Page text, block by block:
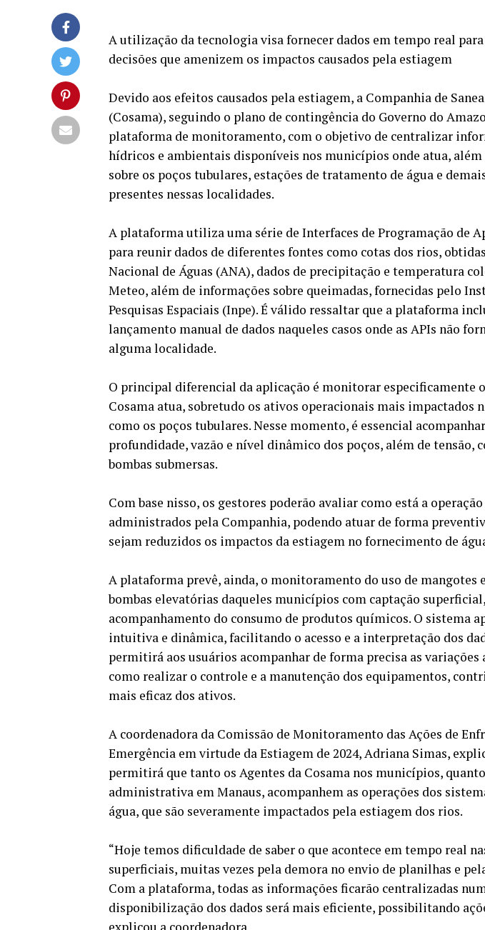
A utilização da tecnologia visa fornecer dados em tempo real
decisões que amenizem os impactos causados pela estiagem
Devido aos efeitos causados pela estiagem, a Companhia de
(Cosama), seguindo o plano de contingência do Governo do
plataforma de monitoramento, com o objetivo de centralizar
hídricos e ambientais disponíveis nos municípios onde atua, além
sobre os poços tubulares, estações de tratamento de água e
presentes nessas localidades.
A plataforma utiliza uma série de Interfaces de Programação de
para reunir dados de diferentes fontes como cotas dos rios,
Nacional de Águas (ANA), dados de precipitação e temperatura
Meteo, além de informações sobre queimadas, fornecidas pelo
Pesquisas Espaciais (Inpe). É válido ressaltar que a plataforma
lançamento manual de dados naqueles casos onde as APIs não
alguma localidade.
O principal diferencial da aplicação é monitorar especificamente
Cosama atua, sobretudo os ativos operacionais mais impactados
como os poços tubulares. Nesse momento, é essencial
profundidade, vazão e nível dinâmico dos poços, além de tensão,
bombas submersas.
Com base nisso, os gestores poderão avaliar como está a
administrados pela Companhia, podendo atuar de forma
sejam reduzidos os impactos da estiagem no fornecimento de
A plataforma prevê, ainda, o monitoramento do uso de mangotes
bombas elevatórias daqueles municípios com captação
acompanhamento do consumo de produtos químicos. O sistema
intuitiva e dinâmica, facilitando o acesso e a interpretação dos
permitirá aos usuários acompanhar de forma precisa as
como realizar o controle e a manutenção dos equipamentos,
mais eficaz dos ativos.
A coordenadora da Comissão de Monitoramento das Ações de
Emergência em virtude da Estiagem de 2024, Adriana Simas,
permitirá que tanto os Agentes da Cosama nos municípios,
administrativa em Manaus, acompanhem as operações dos
água, que são severamente impactados pela estiagem dos rios.
“Hoje temos dificuldade de saber o que acontece em tempo real
superficiais, muitas vezes pela demora no envio de planilhas e
Com a plataforma, todas as informações ficarão centralizadas
disponibilização dos dados será mais eficiente, possibilitando